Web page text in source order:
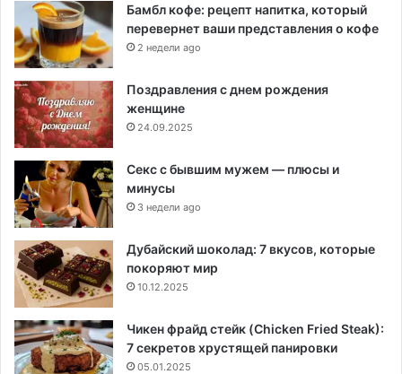
Бамбл кофе: рецепт напитка, который
перевернет ваши представления о кофе
2 недели ago
Поздравления с днем рождения
женщине
24.09.2025
Секс с бывшим мужем — плюсы и
минусы
3 недели ago
Дубайский шоколад: 7 вкусов, которые
покоряют мир
10.12.2025
Чикен фрайд стейк (Chicken Fried Steak):
7 секретов хрустящей панировки
05.01.2025